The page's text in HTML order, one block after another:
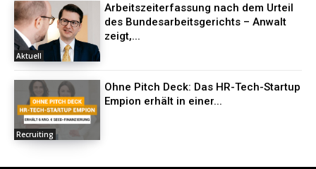
Aktuell
Arbeitszeiterfassung nach dem Urteil
des Bundesarbeitsgerichts – Anwalt
zeigt,...
Recruiting
Ohne Pitch Deck: Das HR-Tech-Startup
Empion erhält in einer...